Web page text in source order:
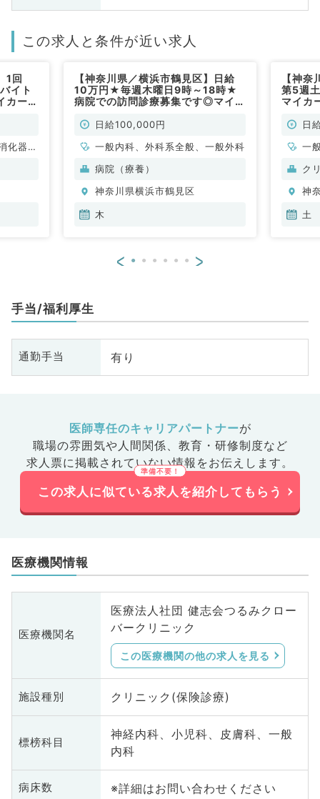
この求人と条件が近い求人
1回
イト
カー通
化器内
【神奈川県／横浜市鶴見区】日給
10万円★毎週木曜日9時～18時★
病院での訪問診療募集です◎マイカ
非常勤）
日給100,000円
一般内科、外科系全般、一般外科
病院（療養）
神奈川県横浜市鶴見区
木
【神
第5週
マイカ
勤） 日
一
ク
神
土
< >
手当/福利厚生
通勤手当 有り
医師専任のキャリアパートナーが
職場の雰囲気や人間関係、 教育・研修制度など
求人票に掲載されていない情報をお伝えします。
この求人に似ている求人を紹介してもらう
医療機関情報
医療機関名
医療法人社団 健志会つるみクロー
バークリニック
この医療機関の他の求人を見る
施設種別 クリニック(保険診療)
標榜科目
神経内科、小児科、皮膚科、一般
内科
病床数 ※詳細はお問い合わせください